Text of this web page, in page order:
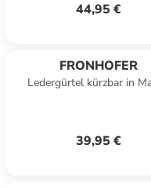
44,95 €
FRONHOFER
Ledergürtel kürzbar in
39,95 €